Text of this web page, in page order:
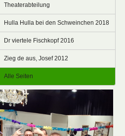
Theaterabteilung
Hulla Hulla bei den Schweinchen 2018
Dr viertele Fischkopf 2016
Zieg de aus, Josef 2012
Alle Seiten